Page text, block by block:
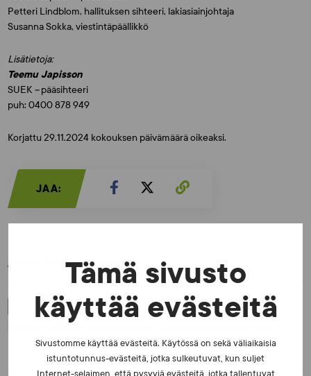
Tämä sivusto
käyttää evästeitä
Sivustomme käyttää evästeitä. Käytössä on sekä väliaikaisia
istuntotunnus-evästeitä, jotka sulkeutuvat, kun suljet
Petteri Lindblom, hallituksen sihteeri, lakiasiainjohtaja
Susanna Sokka, viestintäpäällikkö
Lisätietoja:
Teemu Japisson
SUEK –pääsihteeri
puh: 0400 878 949
Korjattu 29.11.2024 kokouksen päivämäärä oikeaksi.
JAA:
Aiheeseen liittyvää:
UUTISET - 5.8.2026
Iljukov SUEKin lääketieteelliseksi asiantuntijaksi